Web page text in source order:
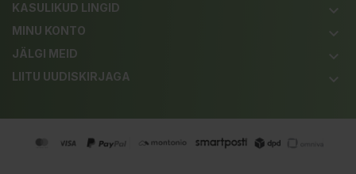
KASULIKUD LINGID
keyboard_arrow_down
MINU KONTO keyboard_arrow_down
JÄLGI MEID keyboard_arrow_down
LIITU UUDISKIRJAGA keyboard_arrow_down